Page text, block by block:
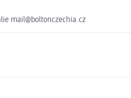
mail@boltonczechia.cz